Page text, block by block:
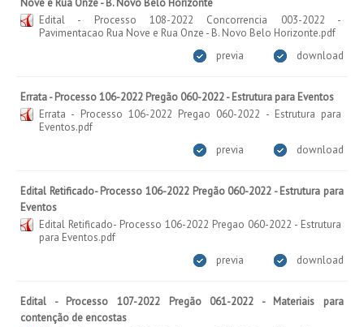
Nove e Rua Onze - B. Novo Belo Horizonte
Edital - Processo 108-2022 Concorrencia 003-2022 -
Pavimentacao Rua Nove e Rua Onze - B. Novo Belo Horizonte.pdf
download
previa
Errata - Processo 106-2022 Pregão 060-2022 - Estrutura para Eventos
Errata - Processo 106-2022 Pregao 060-2022 - Estrutura para
Eventos.pdf
download
previa
Edital Retificado- Processo 106-2022 Pregão 060-2022 - Estrutura para
Eventos
Edital Retificado- Processo 106-2022 Pregao 060-2022 - Estrutura
para Eventos.pdf
download
previa
Edital - Processo 107-2022 Pregão 061-2022 - Materiais para
contenção de encostas